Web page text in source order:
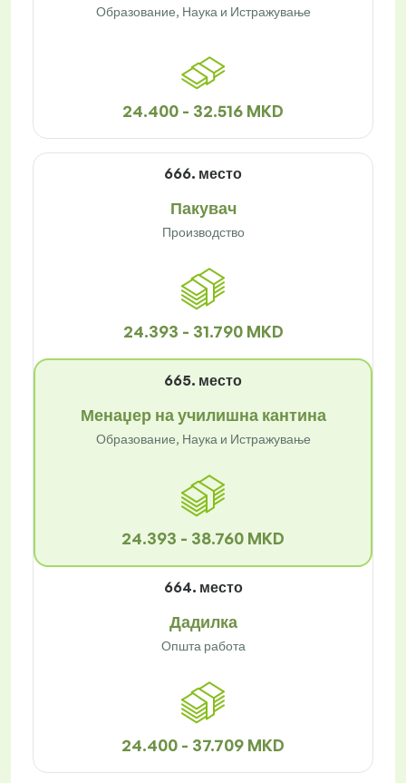
Образование, Наука и Истражување
24.400 - 32.516 MKD
666. место
Пакувач
Производство
24.393 - 31.790 MKD
665. место
Менаџер на училишна кантина
Образование, Наука и Истражување
24.393 - 38.760 MKD
664. место
Дадилка
Општа работа
24.400 - 37.709 MKD